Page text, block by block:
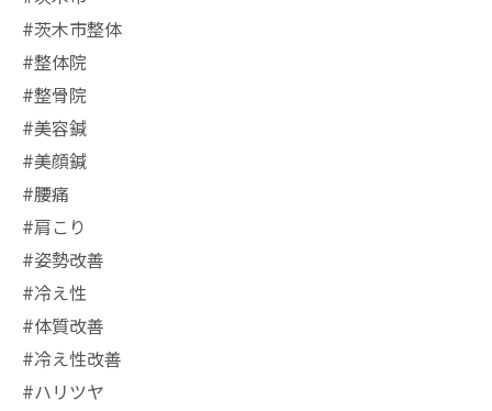
#茨木市整体
#整体院
#整骨院
#美容鍼
#美顔鍼
#腰痛
#肩こり
#姿勢改善
#冷え性
#体質改善
#冷え性改善
#ハリツヤ